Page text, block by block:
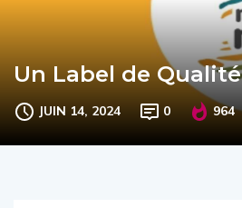
Un Label de Qualité
JUIN 14, 2024 0 964